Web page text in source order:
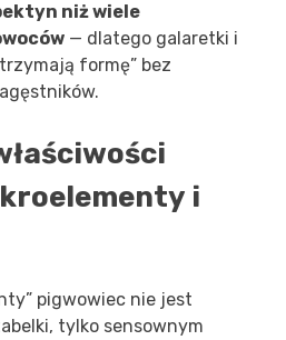
niż wiele
— dlatego galaretki i
formę” bez
i
pigwowiec nie jest
tylko sensownym